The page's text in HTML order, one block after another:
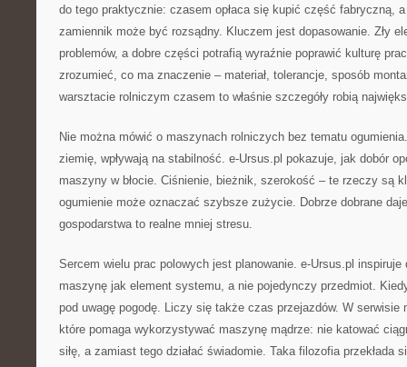
do tego praktycznie: czasem opłaca się kupić część fabryczną,
zamiennik może być rozsądny. Kluczem jest dopasowanie. Zły
problemów, a dobre części potrafią wyraźnie poprawić kulturę
zrozumieć, co ma znaczenie – materiał, tolerancje, sposób
warsztacie rolniczym czasem to właśnie szczegóły robią
Nie można mówić o maszynach rolniczych bez tematu
ziemię, wpływają na stabilność. e-Ursus.pl pokazuje, jak dobór
maszyny w błocie. Ciśnienie, bieżnik, szerokość – te rzeczy są
ogumienie może oznaczać szybsze zużycie. Dobrze dobrane
gospodarstwa to realne mniej stresu.
Sercem wielu prac polowych jest planowanie. e-Ursus.pl
maszynę jak element systemu, a nie pojedynczy przedmiot.
pod uwagę pogodę. Liczy się także czas przejazdów. W serwisie
które pomaga wykorzystywać maszynę mądrze: nie katować
siłę, a zamiast tego działać świadomie. Taka filozofia przekłada